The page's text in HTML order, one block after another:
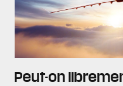
Peut-on